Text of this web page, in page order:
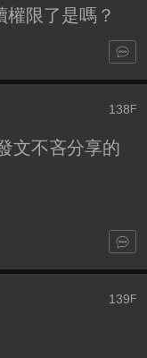
限了是嗎？
138F
文不吝分享的
139F